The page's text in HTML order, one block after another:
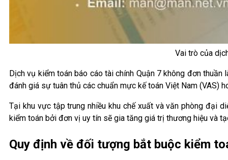
Vai trò của
Dịch vụ kiểm toán báo cáo tài chính Quận 7 không đơn
đánh giá sự tuân thủ các chuẩn mực kế toán Việt Nam (VAS)
Tại khu vực tập trung nhiều khu chế xuất và văn phòng đại
kiểm toán bởi đơn vị uy tín sẽ gia tăng giá trị thương hiệu và
Quy định về đối tượng bắt buộc kiểm